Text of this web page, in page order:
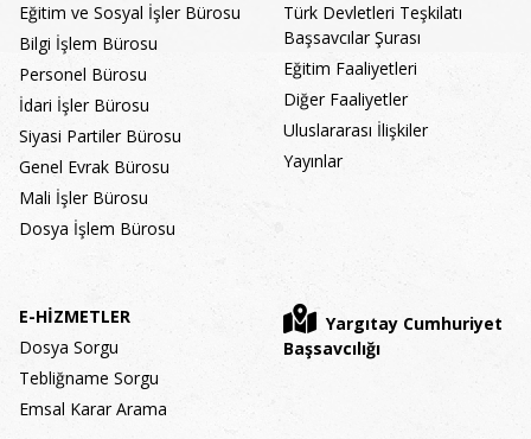
Eğitim ve Sosyal İşler Bürosu
Bilgi İşlem Bürosu
Personel Bürosu
İdari İşler Bürosu
Siyasi Partiler Bürosu
Genel Evrak Bürosu
Mali İşler Bürosu
Dosya İşlem Bürosu
Türk Devletleri Teşkilatı
Başsavcılar Şurası
Eğitim Faaliyetleri
Diğer Faaliyetler
Uluslararası İlişkiler
Yayınlar
E-HİZMETLER
Dosya Sorgu
Tebliğname Sorgu
Emsal Karar Arama
Yargıtay Cumhuriyet
Başsavcılığı